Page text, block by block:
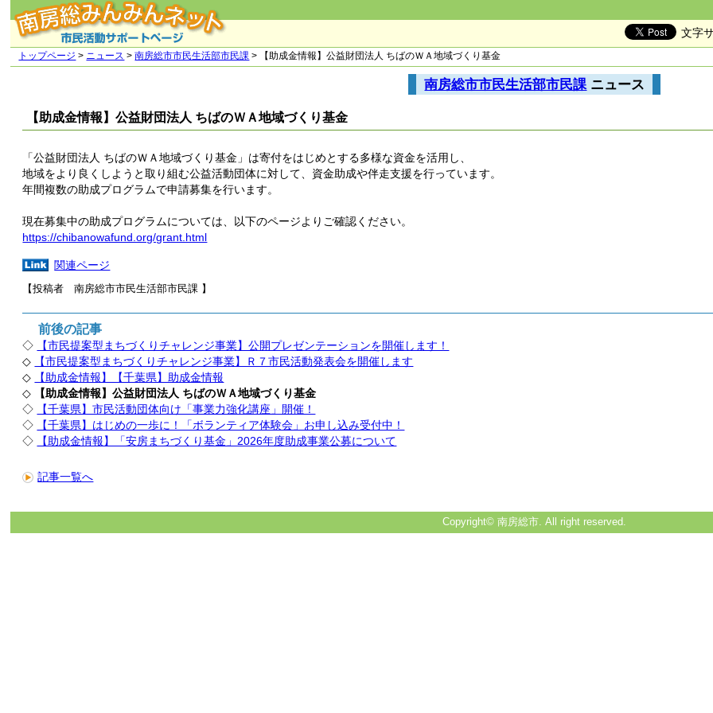
文字
トップページ > ニュース >南房総市市民生活部市民課 > 【助成金情報】公益財団法人 ちばのＷＡ地域づくり基金
南房総市市民生活部市民課ニュース
【助成金情報】公益財団法人 ちばのＷＡ地域づくり基金
「公益財団法人 ちばのＷＡ地域づくり基金」は寄付をはじめとする多様な資金を活用し、
地域をより良くしようと取り組む公益活動団体に対して、資金助成や伴走支援を行っています。
年間複数の助成プログラムで申請募集を行います。
現在募集中の助成プログラムについては、以下のページよりご確認ください。
https://chibanowafund.org/grant.html
関連ページ
【投稿者 南房総市市民生活部市民課 】
前後の記事
◇
【市民提案型まちづくりチャレンジ事業】公開プレゼンテーションを開催します！
◇
【市民提案型まちづくりチャレンジ事業】Ｒ７市民活動発表会を開催します
◇
【助成金情報】【千葉県】助成金情報
◇
【助成金情報】公益財団法人 ちばのＷＡ地域づくり基金
◇
【千葉県】市民活動団体向け「事業力強化講座」開催！
◇
【千葉県】はじめの一歩に！「ボランティア体験会」お申し込み受付中！
◇
【助成金情報】「安房まちづくり基金」2026年度助成事業公募について
記事一覧へ
Copyright© 南房総市. All right reserved.